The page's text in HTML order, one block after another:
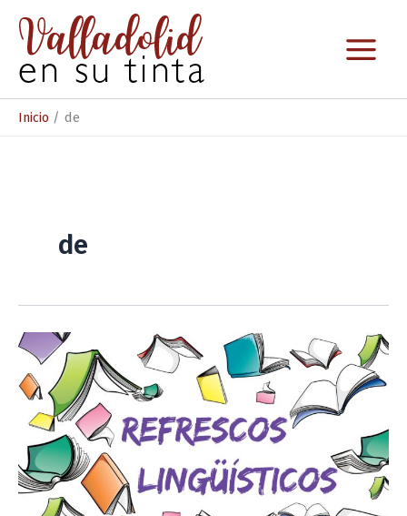
contenido
Inicio de
de